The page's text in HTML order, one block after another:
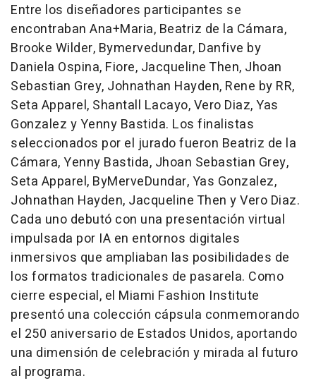
Entre los diseñadores participantes se
encontraban Ana+Maria, Beatriz de la Cámara,
Brooke Wilder, Bymervedundar, Danfive by
Daniela Ospina, Fiore, Jacqueline Then, Jhoan
Sebastian Grey, Johnathan Hayden, Rene by RR,
Seta Apparel, Shantall Lacayo, Vero Diaz, Yas
Gonzalez y Yenny Bastida. Los finalistas
seleccionados por el jurado fueron Beatriz de la
Cámara, Yenny Bastida, Jhoan Sebastian Grey,
Seta Apparel, ByMerveDundar, Yas Gonzalez,
Johnathan Hayden, Jacqueline Then y Vero Diaz.
Cada uno debutó con una presentación virtual
impulsada por IA en entornos digitales
inmersivos que ampliaban las posibilidades de
los formatos tradicionales de pasarela. Como
cierre especial, el Miami Fashion Institute
presentó una colección cápsula conmemorando
el 250 aniversario de Estados Unidos, aportando
una dimensión de celebración y mirada al futuro
al programa.